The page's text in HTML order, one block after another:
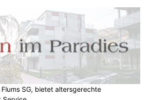
SG, bietet altersgerechte